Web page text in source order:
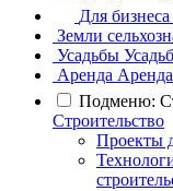
Для бизнеса
Земли
Усадьбы
Аренда Аренда
Подменю:
Строительство
Проекты